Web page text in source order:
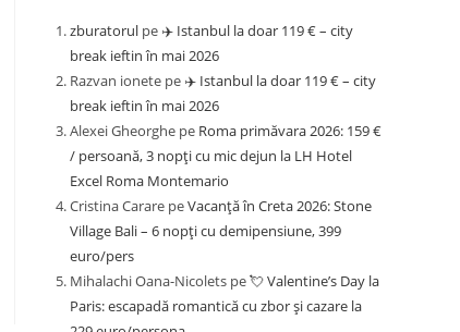
zburatorul pe ✈️ Istanbul la doar 119 € – city
break ieftin în mai 2026
Razvan ionete pe ✈️ Istanbul la doar 119 € – city
break ieftin în mai 2026
Alexei Gheorghe pe Roma primăvara 2026: 159 €
/ persoană, 3 nopți cu mic dejun la LH Hotel
Excel Roma Montemario
Cristina Carare peVacanță în Creta 2026: Stone
Village Bali – 6 nopți cu demipensiune, 399
euro/pers
Mihalachi Oana-Nicolets pe💘 Valentine’s Day la
Paris: escapadă romantică cu zbor și cazare la